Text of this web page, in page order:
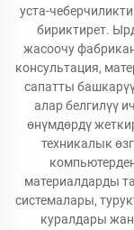
уста-
бириктирет.
жасоочу
консультация,
сапатты
алар белгилүү
өнүмдөрдү
техникалык
материалдарды
системалары,
куралдары